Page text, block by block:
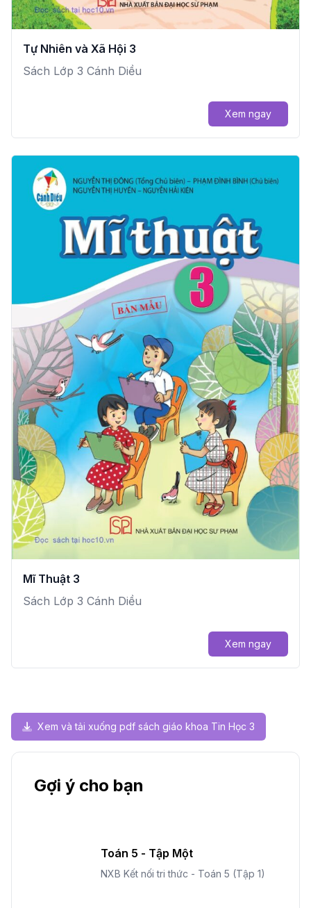
Tự Nhiên và Xã Hội 3
Sách Lớp 3 Cánh Diều
Xem ngay
Mĩ Thuật 3
Sách Lớp 3 Cánh Diều
Xem ngay
Xem và tải xuống pdf sách giáo khoa Tin Học 3
Gợi ý cho bạn
Toán 5 - Tập Một
NXB Kết nối tri thức - Toán 5 (Tập 1)